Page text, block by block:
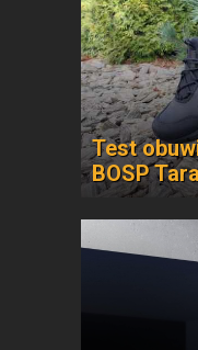
Test
BOSP